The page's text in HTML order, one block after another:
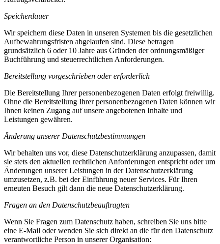
Speicherdauer
Wir speichern diese Daten in unseren Systemen bis die gesetzlichen
Aufbewahrungsfristen abgelaufen sind. Diese betragen
grundsätzlich 6 oder 10 Jahre aus Gründen der ordnungsmäßiger
Buchführung und steuerrechtlichen Anforderungen.
Bereitstellung vorgeschrieben oder erforderlich
Die Bereitstellung Ihrer personenbezogenen Daten erfolgt freiwillig.
Ohne die Bereitstellung Ihrer personenbezogenen Daten können wir
Ihnen keinen Zugang auf unsere angebotenen Inhalte und
Leistungen gewähren.
Änderung unserer Datenschutzbestimmungen
Wir behalten uns vor, diese Datenschutzerklärung anzupassen, damit
sie stets den aktuellen rechtlichen Anforderungen entspricht oder um
Änderungen unserer Leistungen in der Datenschutzerklärung
umzusetzen, z.B. bei der Einführung neuer Services. Für Ihren
erneuten Besuch gilt dann die neue Datenschutzerklärung.
Fragen an den Datenschutzbeauftragten
Wenn Sie Fragen zum Datenschutz haben, schreiben Sie uns bitte
eine E-Mail oder wenden Sie sich direkt an die für den Datenschutz
verantwortliche Person in unserer Organisation: